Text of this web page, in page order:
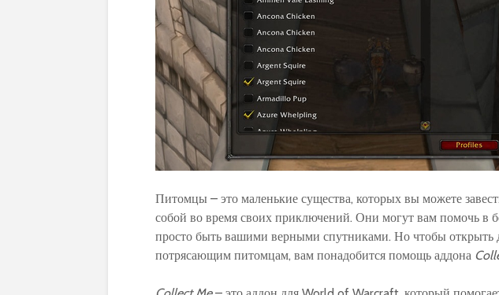
Питомцы – это маленькие существа, которых вы можете
собой во время своих приключений. Они могут вам помочь в
просто быть вашими верными спутниками. Но чтобы открыть
потрясающим питомцам, вам понадобится помощь аддона